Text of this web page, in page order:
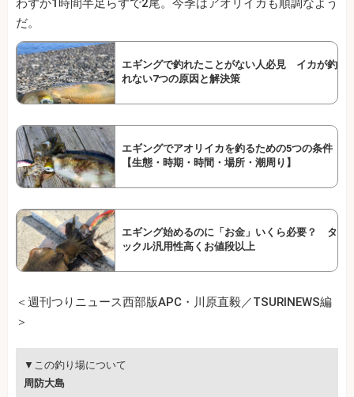
わずか1時間半足らずで2尾。今季はアオリイカも順調なよう
だ。
エギングで釣れたことがない人必見 イカが釣
れない7つの原因と解決策
エギングでアオリイカを釣るための5つの条件
【生態・時期・時間・場所・潮周り】
エギング始めるのに「お金」いくら必要？ タ
ックル汎用性高くお値段以上
＜週刊つりニュース西部版APC・川原直毅／TSURINEWS編
＞
▼この釣り場について
周防大島